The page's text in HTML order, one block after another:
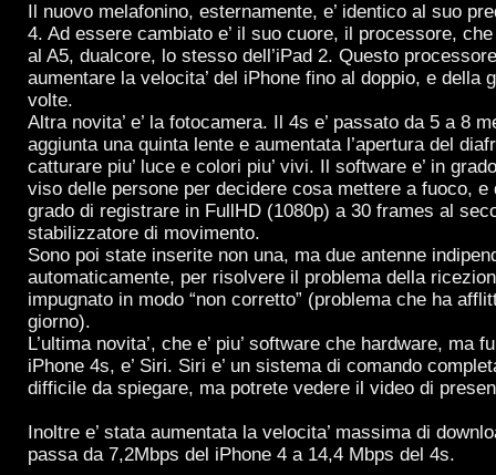
Il nuovo melafonino, esternamente, e’ identico al suo
4. Ad essere cambiato e’ il suo cuore, il processore, che
al A5, dualcore, lo stesso dell’iPad 2. Questo
aumentare la velocita’ del iPhone fino al doppio, e della
volte.
Altra novita’ e’ la fotocamera. Il 4s e’ passato da 5 a 8
aggiunta una quinta lente e aumentata l’apertura del
catturare piu’ luce e colori piu’ vivi. Il software e’ in
viso delle persone per decidere cosa mettere a fuoco, e
grado di registrare in FullHD (1080p) a 30 frames al
stabilizzatore di movimento.
Sono poi state inserite non una, ma due antenne
automaticamente, per risolvere il problema della
impugnato in modo “non corretto” (problema che ha
giorno).
L’ultima novita’, che e’ piu’ software che hardware, ma
iPhone 4s, e’ Siri. Siri e’ un sistema di comando
difficile da spiegare, ma potrete vedere il video di
Inoltre e’ stata aumentata la velocita’ massima di
passa da 7,2Mbps del iPhone 4 a 14,4 Mbps del 4s.